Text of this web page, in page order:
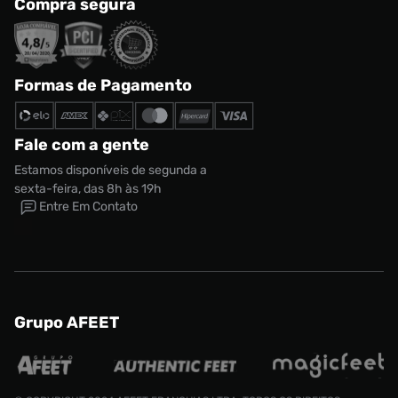
Compra segura
Formas de Pagamento
Fale com a gente
Estamos disponíveis de segunda a
sexta-feira, das 8h às 19h
Entre Em Contato
Grupo AFEET